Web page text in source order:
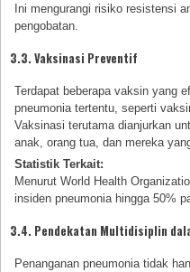
Ini mengurangi risiko resistensi
pengobatan.
3.3. Vaksinasi Preventif
Terdapat beberapa vaksin yang
pneumonia tertentu, seperti
Vaksinasi terutama dianjurkan
anak, orang tua, dan mereka
Statistik Terkait:
Menurut World Health
insiden pneumonia hingga 50%
3.4. Pendekatan Multidisiplin
Penanganan pneumonia tidak